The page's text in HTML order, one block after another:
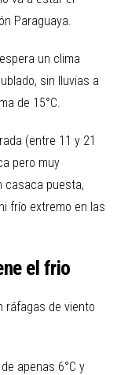
Paraguaya.
un clima
sin lluvias a
de 15°C.
(entre 11 y 21
pero muy
casaca puesta,
frío extremo en las
el frio
ráfagas de viento
apenas 6°C y